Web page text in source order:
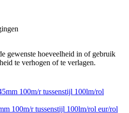
gewenste hoeveelheid in of gebruik
te verhogen of te verlagen.
100m/r tussenstijl 100lm/rol eur/rol